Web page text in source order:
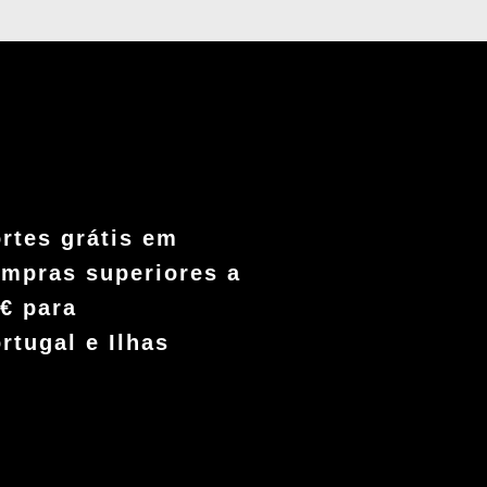
grátis em
superiores a
para
e Ilhas